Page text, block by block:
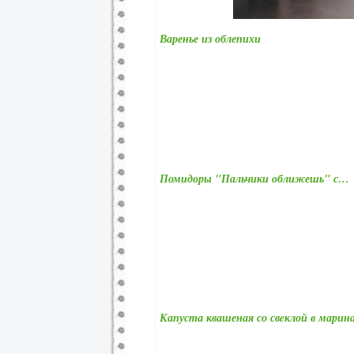
Варенье из облепихи
Помидоры "Пальчики оближешь" с…
Капуста квашеная со свeклой в